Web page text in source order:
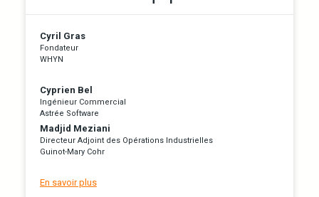
Cyril Gras
Fondateur
WHYN
Cyprien Bel
Ingénieur Commercial
Astrée Software
Madjid Meziani
Directeur Adjoint des Opérations Industrielles
Guinot-Mary Cohr
En savoir plus